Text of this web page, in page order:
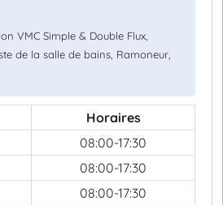
VMC Simple & Double Flux,
de la salle de bains, Ramoneur,
Horaires
08:00-17:30
08:00-17:30
08:00-17:30